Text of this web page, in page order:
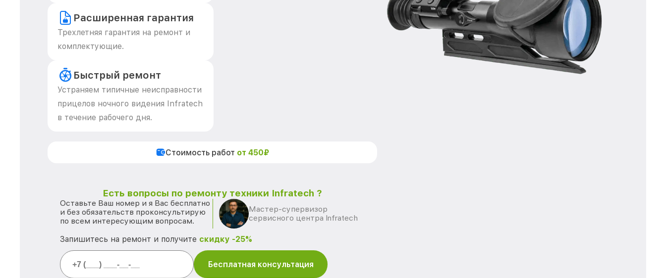
Расширенная гарантия
Трехлетняя гарантия на ремонт и
комплектующие.
Быстрый ремонт
Устраняем типичные неисправности
прицелов ночного видения Infratech
в течение рабочего дня.
Стоимость работ от 450₽
Есть вопросы по ремонту техники Infratech ?
Оставьте Ваш номер и я Вас бесплатно
и без обязательств проконсультирую
по всем интересующим вопросам.
Мастер-супервизор
сервисного центра Infratech
Запишитесь на ремонт и получите скидку -25%
Бесплатная консультация